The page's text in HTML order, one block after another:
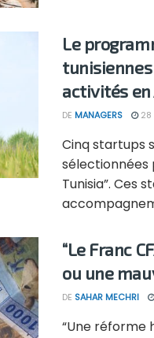
Le
activités en
DE MANAGERS 28
Cinq startups
Tunisia”. Ces
“Le Franc
ou une
DE SAHAR MECHRI
“Une réforme